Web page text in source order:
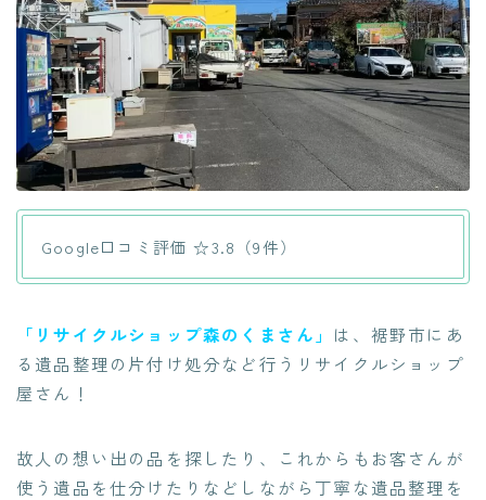
Google口コミ評価 ☆3.8（9件）
「リサイクルショップ森のくまさん」 は、裾野市にあ
る遺品整理の片付け処分など行うリサイクルショップ
屋さん！
故人の想い出の品を探したり、これからもお客さんが
使う遺品を仕分けたり などしながら丁寧な遺品整理を